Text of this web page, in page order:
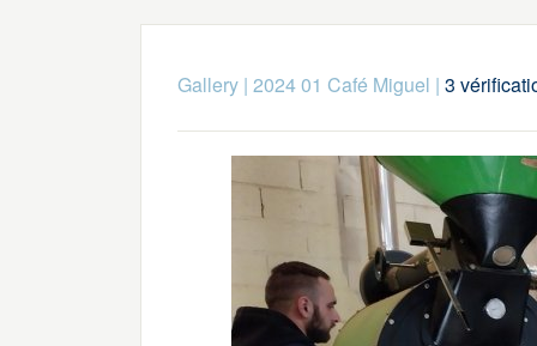
Gallery| 2024 01 Café Miguel | 3